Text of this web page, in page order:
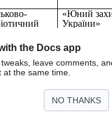
the Docs app
leave comments,
at the same time.
NO THANKS
«Юний
України»
«Школа